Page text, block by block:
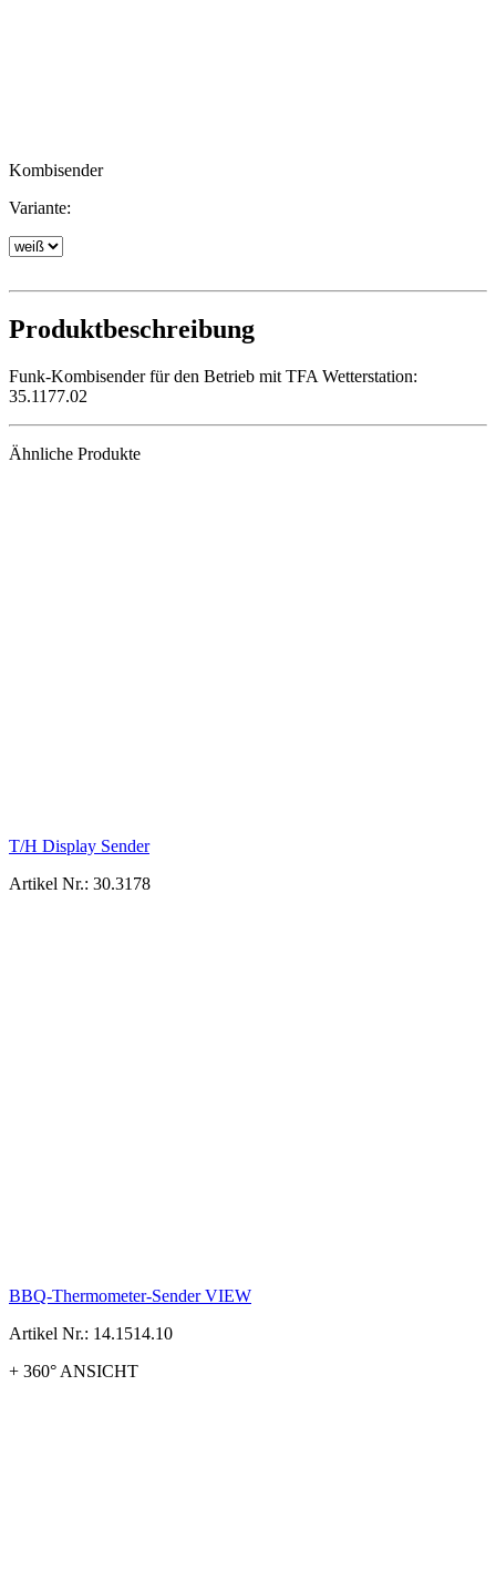
Kombisender
Variante:
Produktbeschreibung
Funk-Kombisender für den Betrieb mit TFA Wetterstation:
35.1177.02
Ähnliche Produkte
T/H Display Sender
Artikel Nr.: 30.3178
BBQ-Thermometer-Sender VIEW
Artikel Nr.: 14.1514.10
+ 360° ANSICHT